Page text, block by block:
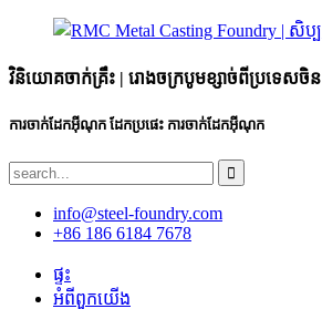
វិនិយោគចាក់គ្រឹះ | រោងចក្របូមខ្សាច់ពីប្រទេសចិន
ការចាក់ដែកអ៊ីណុក ដែកប្រផេះ ការចាក់ដែកអ៊ីណុក
info@steel-foundry.com
+86 186 6184 7678
ផ្ទះ
អំពីពួកយើង